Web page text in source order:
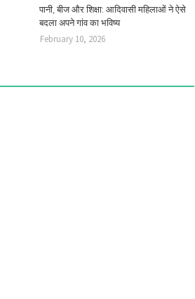
पानी, बीज और शिक्षा: आदिवासी महिलाओं ने ऐसे
बदला अपने गांव का भविष्य
February 10, 2026